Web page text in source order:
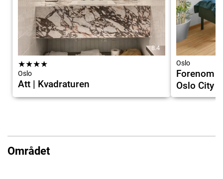
8.4
★★★★
Oslo
Att | Kvadraturen
Oslo
Forenom
Oslo City
Området